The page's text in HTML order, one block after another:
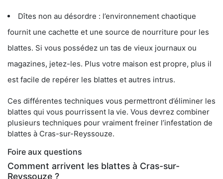
Dîtes non au désordre : l’environnement chaotique
fournit une cachette et une source de nourriture pour les
blattes. Si vous possédez un tas de vieux journaux ou
magazines, jetez-les. Plus votre maison est propre, plus il
est facile de repérer les blattes et autres intrus.
Ces différentes techniques vous permettront d’éliminer les
blattes qui vous pourrissent la vie. Vous devrez combiner
plusieurs techniques pour vraiment freiner l’infestation de
blattes à Cras-sur-Reyssouze.
Foire aux questions
Comment arrivent les blattes à Cras-sur-
Reyssouze ?